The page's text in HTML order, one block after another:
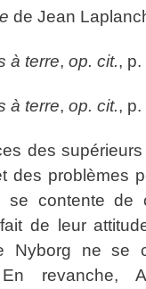
de Jean
à terre, op. cit., p.
à terre, op. cit., p.
des
des problèmes
se contente de
de leur
Nyborg ne se
En revanche,